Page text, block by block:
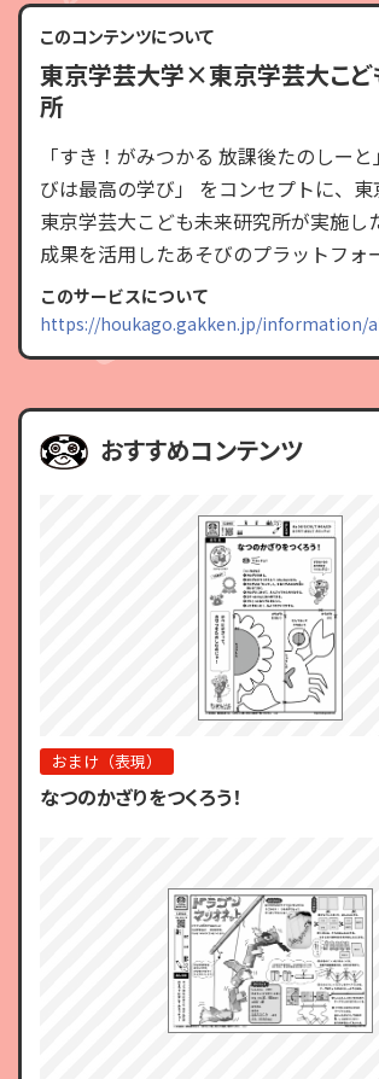
このコンテンツについて
東京学芸大学×東京学芸大こど
所
「すき！がみつかる 放課後たのしー
びは最高の学び」 をコンセプトに、東
東京学芸大こども未来研究所が実施し
成果を活用したあそびのプラットフォ
このサービスについて
https://houkago.gakken.jp/information/
おすすめコンテンツ
おまけ（表現）
なつのかざりをつくろう！